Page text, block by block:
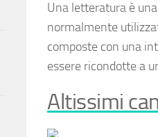
Una letteratura è
normalmente
composte con una
essere ricondotte a
Altissimi